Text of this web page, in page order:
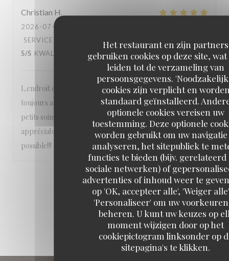
Het restaurant en zijn partners
gebruiken cookies op deze site,
leiden tot de verzameling van
persoonsgegevens.
cookies zijn verplicht en
standaard geïnstalleerd.
optionele cookies vereisen uw
toestemming. Deze optionele
worden gebruikt om uw
analyseren, het sitepubliek te
functies te bieden (bijv. gerelateerd
sociale netwerken) of
advertenties of inhoud weer te
op 'OK, accepteer alle', 'Weiger
'Personaliseer' om uw
beheren. U kunt uw keuzes op
moment wijzigen door op het
cookiepictogram linksonder op
sitepagina's te klikken.
Christian H
2026-07-19
SERVICE
5/5 KWALITEIT / PRIJS: 5/5
L.endroit est calme, niché dans un 6e arrondissement
toujours aussi agréable, le personnel est très sympa et aux
petits soins, les pizzas sont délicieuses et les vins très
appréciables On n’hésite pas à y retourner dès que
possible!!!
1 2 3